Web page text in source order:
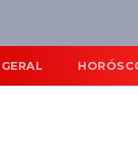
GERAL